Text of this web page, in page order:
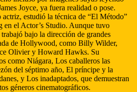
Joyce, ya fuera realidad o pose.
estudió la técnica de “El Método”
en el Actor’s Studio. Aunque tuvo
bajo la dirección de grandes
de Hollywood, como Billy Wilder,
Olivier y Howard Hawks. Su
como Niágara, Los caballeros las
del séptimo año, El príncipe y la
y Los inadaptados, que demuestran
géneros cinematográficos.